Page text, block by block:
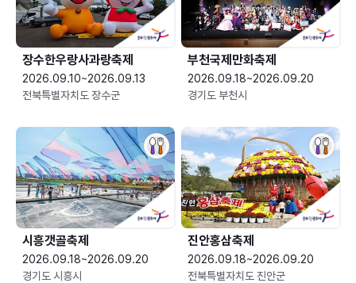
장수한우랑사과랑축제
2026.09.10~2026.09.13
전북특별자치도 장수군
부천국제만화축제
2026.09.18~2026.09.20
경기도 부천시
시흥갯골축제
2026.09.18~2026.09.20
경기도 시흥시
진안홍삼축제
2026.09.18~2026.09.20
전북특별자치도 진안군